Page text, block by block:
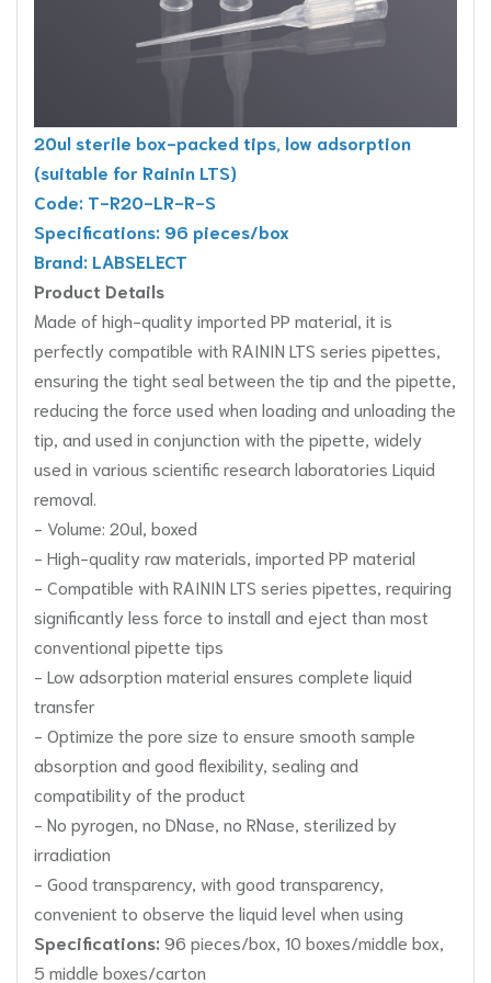
20ul sterile box-packed tips, low adsorption
(suitable for Rainin LTS)
Code: T-R20-LR-R-S
Specifications: 96 pieces/box
Brand: LABSELECT
Product Details
Made of high-quality imported PP material, it is
perfectly compatible with RAININ LTS series pipettes,
ensuring the tight seal between the tip and the pipette,
reducing the force used when loading and unloading the
tip, and used in conjunction with the pipette, widely
used in various scientific research laboratories Liquid
removal.
- Volume: 20ul, boxed
- High-quality raw materials, imported PP material
- Compatible with RAININ LTS series pipettes, requiring
significantly less force to install and eject than most
conventional pipette tips
- Low adsorption material ensures complete liquid
transfer
- Optimize the pore size to ensure smooth sample
absorption and good flexibility, sealing and
compatibility of the product
- No pyrogen, no DNase, no RNase, sterilized by
irradiation
- Good transparency, with good transparency,
convenient to observe the liquid level when using
Specifications: 96 pieces/box, 10 boxes/middle box,
5 middle boxes/carton